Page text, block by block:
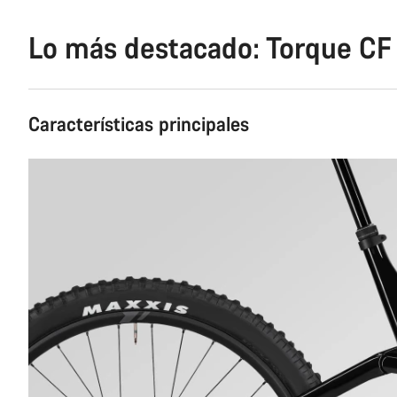
Lo más destacado: Torque
Características principales